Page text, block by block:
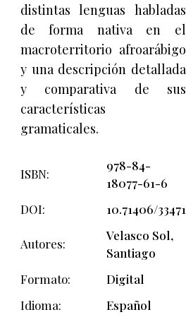
distintas lenguas habladas
de forma nativa en el
macroterritorio afroarábigo
y una descripción detallada
y comparativa de sus
características
gramaticales.
ISBN
978-84-
18077-61-6
DOI
10.71406/33471
Autores
Velasco Sol,
Santiago
Formato
Digital
Idioma
Español